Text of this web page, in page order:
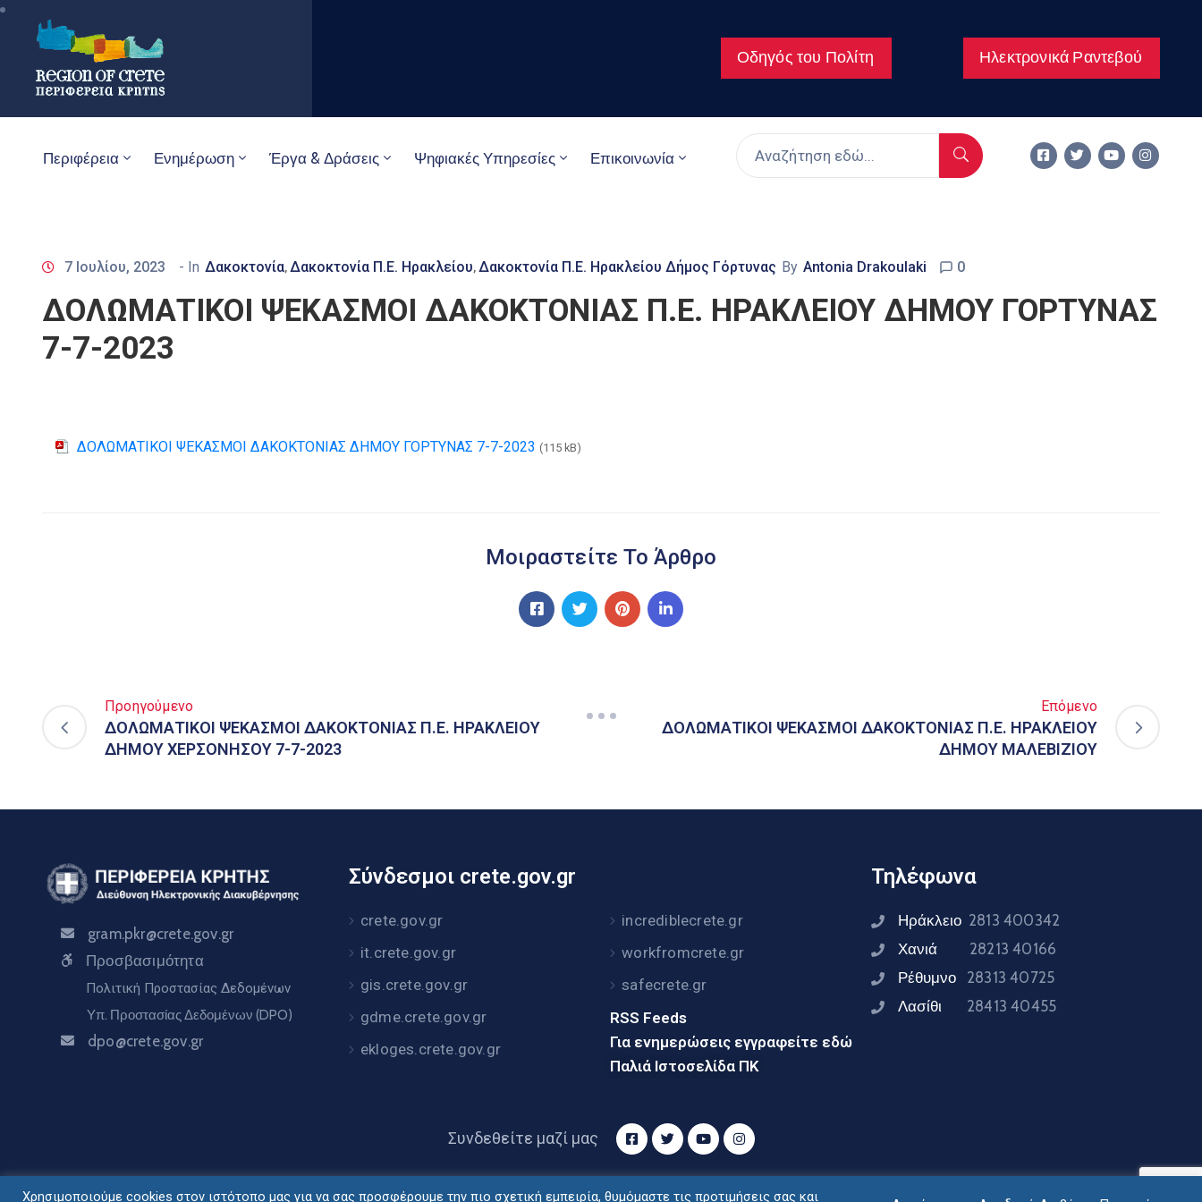
Οδηγός του Πολίτη Ηλεκτρονικά Ραντεβού
Περιφέρεια Ενημέρωση Έργα & Δράσεις Ψηφιακές Υπηρεσίες Επικοινωνία
7 Ιουλίου, 2023 - In Δακοκτονία‚ Δακοκτονία Π.Ε. Ηρακλείου‚ Δακοκτονία Π.Ε. Ηρακλείου Δήμος Γόρτυνας By Antonia Drakoulaki 0
ΔΟΛΩΜΑΤΙΚΟΙ ΨΕΚΑΣΜΟΙ ΔΑΚΟΚΤΟΝΙΑΣ Π.Ε. ΗΡΑΚΛΕΙΟΥ ΔΗΜΟΥ ΓΟΡΤΥΝΑΣ
7-7-2023
ΔΟΛΩΜΑΤΙΚΟΙ ΨΕΚΑΣΜΟΙ ΔΑΚΟΚΤΟΝΙΑΣ ΔΗΜΟΥ ΓΟΡΤΥΝΑΣ 7-7-2023 (115 kB)
Μοιραστείτε Το Άρθρο
Προηγούμενο
ΔΟΛΩΜΑΤΙΚΟΙ ΨΕΚΑΣΜΟΙ ΔΑΚΟΚΤΟΝΙΑΣ Π.Ε. ΗΡΑΚΛΕΙΟΥ
ΔΗΜΟΥ ΧΕΡΣΟΝΗΣΟΥ 7-7-2023
Επόμενο
ΔΟΛΩΜΑΤΙΚΟΙ ΨΕΚΑΣΜΟΙ ΔΑΚΟΚΤΟΝΙΑΣ Π.Ε. ΗΡΑΚΛΕΙΟΥ
ΔΗΜΟΥ ΜΑΛΕΒΙΖΙΟΥ
gram.pkr@crete.gov.gr
Προσβασιμότητα
Πολιτική Προστασίας Δεδομένων
Υπ. Προστασίας Δεδομένων (DPO)
dpo@crete.gov.gr
Σύνδεσμοι crete.gov.gr
crete.gov.gr
it.crete.gov.gr
gis.crete.gov.gr
gdme.crete.gov.gr
ekloges.crete.gov.gr
incrediblecrete.gr
workfromcrete.gr
safecrete.gr
RSS Feeds
Για ενημερώσεις εγγραφείτε εδώ
Παλιά Ιστοσελίδα ΠΚ
Τηλέφωνα
Ηράκλειο 2813 400342
Χανιά 28213 40166
Ρέθυμνο 28313 40725
Λασίθι 28413 40455
Συνδεθείτε μαζί μας
Χρησιμοποιούμε cookies στον ιστότοπο μας για να σας προσφέρουμε την πιο σχετική εμπειρία, θυμόμαστε τις προτιμήσεις σας και